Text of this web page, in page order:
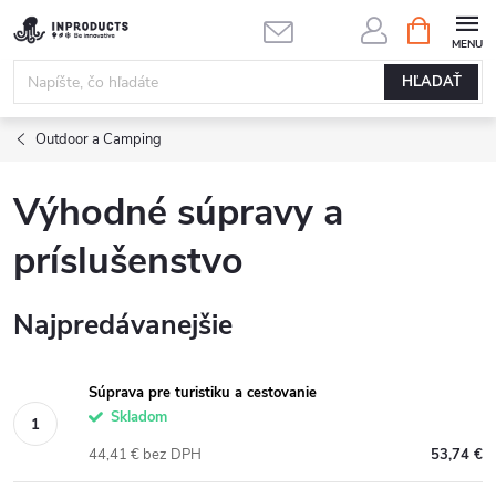
Prejsť
na
obsah
HĽADAŤ
KOŠÍK
Outdoor a Camping
Výhodné súpravy a
príslušenstvo
Najpredávanejšie
Súprava pre turistiku a cestovanie
Skladom
53,74 €
44,41 € bez DPH